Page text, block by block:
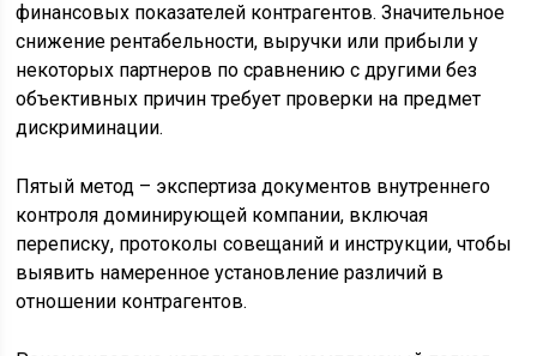
финансовых показателей контрагентов. Значительное
снижение рентабельности, выручки или прибыли у
некоторых партнеров по сравнению с другими без
объективных причин требует проверки на предмет
дискриминации.
Пятый метод – экспертиза документов внутреннего
контроля доминирующей компании, включая
переписку, протоколы совещаний и инструкции, чтобы
выявить намеренное установление различий в
отношении контрагентов.